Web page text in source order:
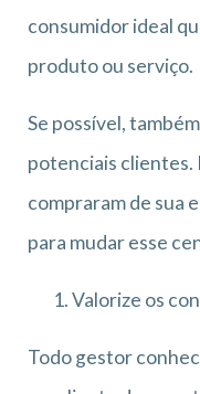
consumidor ideal
produto ou serviço.
Se possível,
potenciais clientes.
compraram de sua
para mudar esse
Valorize os
Todo gestor